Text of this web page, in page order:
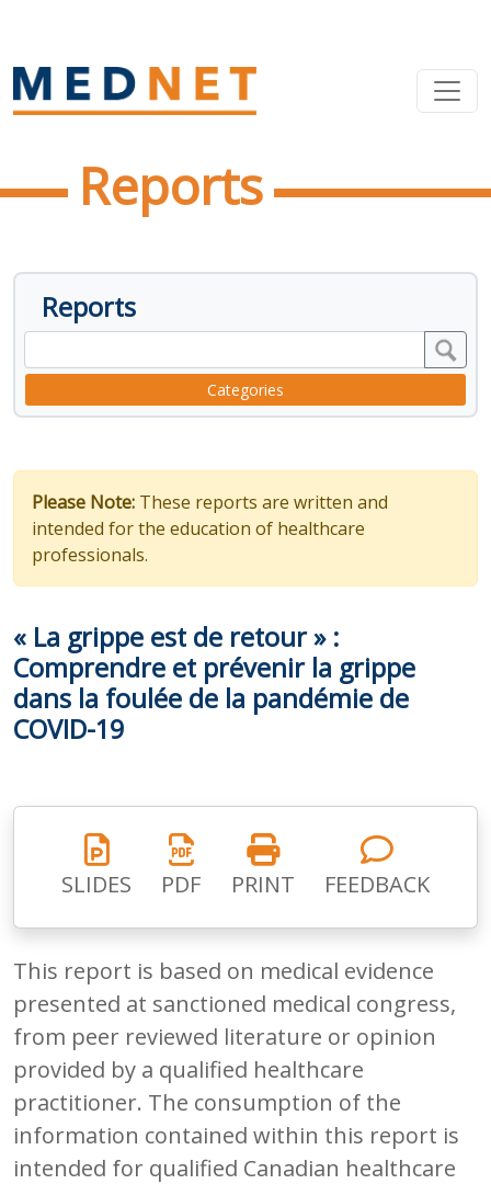
Reports
Reports
Categories
Please Note: These reports are written and
intended for the education of healthcare
professionals.
« La grippe est de retour » :
Comprendre et prévenir la grippe
dans la foulée de la pandémie de
COVID-19
SLIDES PDF PRINT FEEDBACK
This report is based on medical evidence
presented at sanctioned medical congress,
from peer reviewed literature or opinion
provided by a qualified healthcare
practitioner. The consumption of the
information contained within this report is
intended for qualified Canadian healthcare